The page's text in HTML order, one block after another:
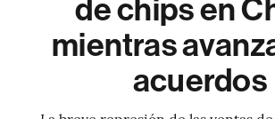
de chips en
mientras
acuerdos